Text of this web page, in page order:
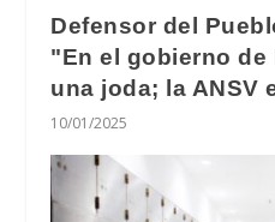
Defensor del
"En el gobierno de
una joda; la ANSV
10/01/2025